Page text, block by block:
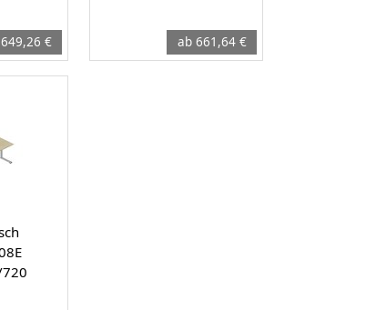
€ ab 661,64 €